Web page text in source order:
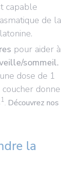
capable
de la
pour aider à
sommeil.
dose de 1
donne
1. Découvrez nos
la